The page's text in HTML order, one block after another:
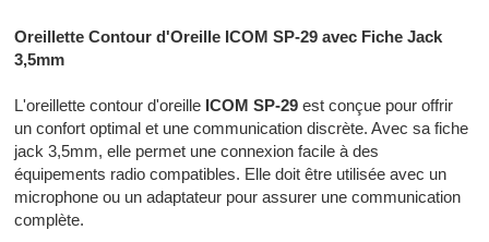
Oreillette Contour d'Oreille ICOM SP-29 avec Fiche Jack
3,5mm
L'oreillette contour d'oreille ICOM SP-29 est conçue pour offrir
un confort optimal et une communication discrète. Avec sa fiche
jack 3,5mm, elle permet une connexion facile à des
équipements radio compatibles. Elle doit être utilisée avec un
microphone ou un adaptateur pour assurer une communication
complète.